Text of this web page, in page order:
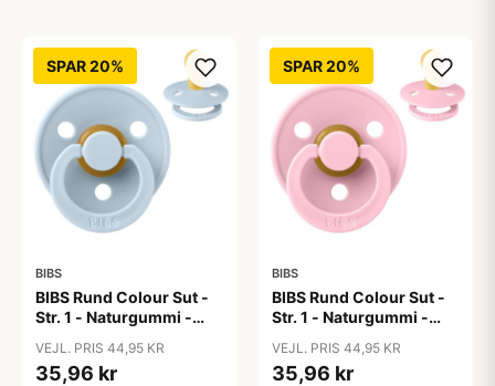
SPAR 20%
BIBS
BIBS Rund Colour Sut -
Str. 1 - Naturgummi -
VEJL. PRIS 44,95 KR
35,96 kr
SPAR 20%
BIBS
BIBS Rund Colour Sut -
Str. 1 - Naturgummi -
VEJL. PRIS 44,95 KR
35,96 kr